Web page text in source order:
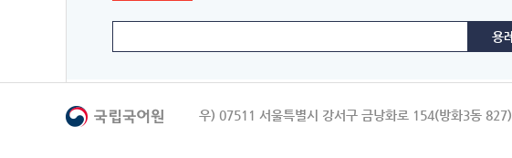
우) 07511 서울특별시 강서구 금낭화로 154(방화3동 827)